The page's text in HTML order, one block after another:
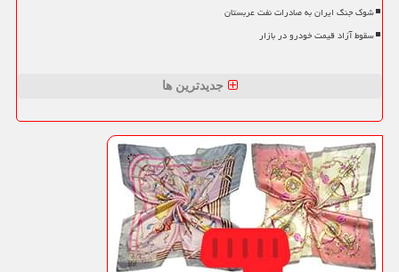
شوک جنگ ایران به صادرات نفت عربستان
سقوط آزاد قیمت خودرو در بازار
جدیدترین ها